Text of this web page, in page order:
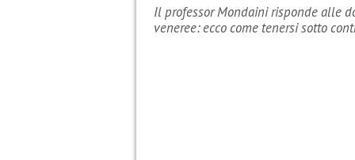
Il professor Mondaini risponde alle
veneree: ecco come tenersi sotto